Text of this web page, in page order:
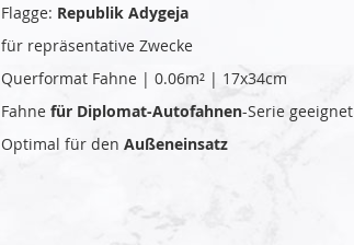
Flagge: Republik Adygeja
für repräsentative Zwecke
Querformat Fahne | 0.06m² | 17x34cm
Fahne für Diplomat-Autofahnen-Serie geeignet
Optimal für den Außeneinsatz